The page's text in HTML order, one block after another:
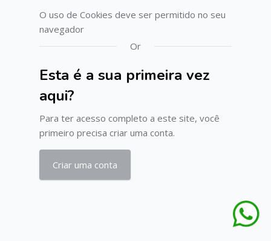
O uso de Cookies deve ser permitido no seu
navegador
Or
Esta é a sua primeira vez
aqui?
Para ter acesso completo a este site, você
primeiro precisa criar uma conta.
Criar uma conta